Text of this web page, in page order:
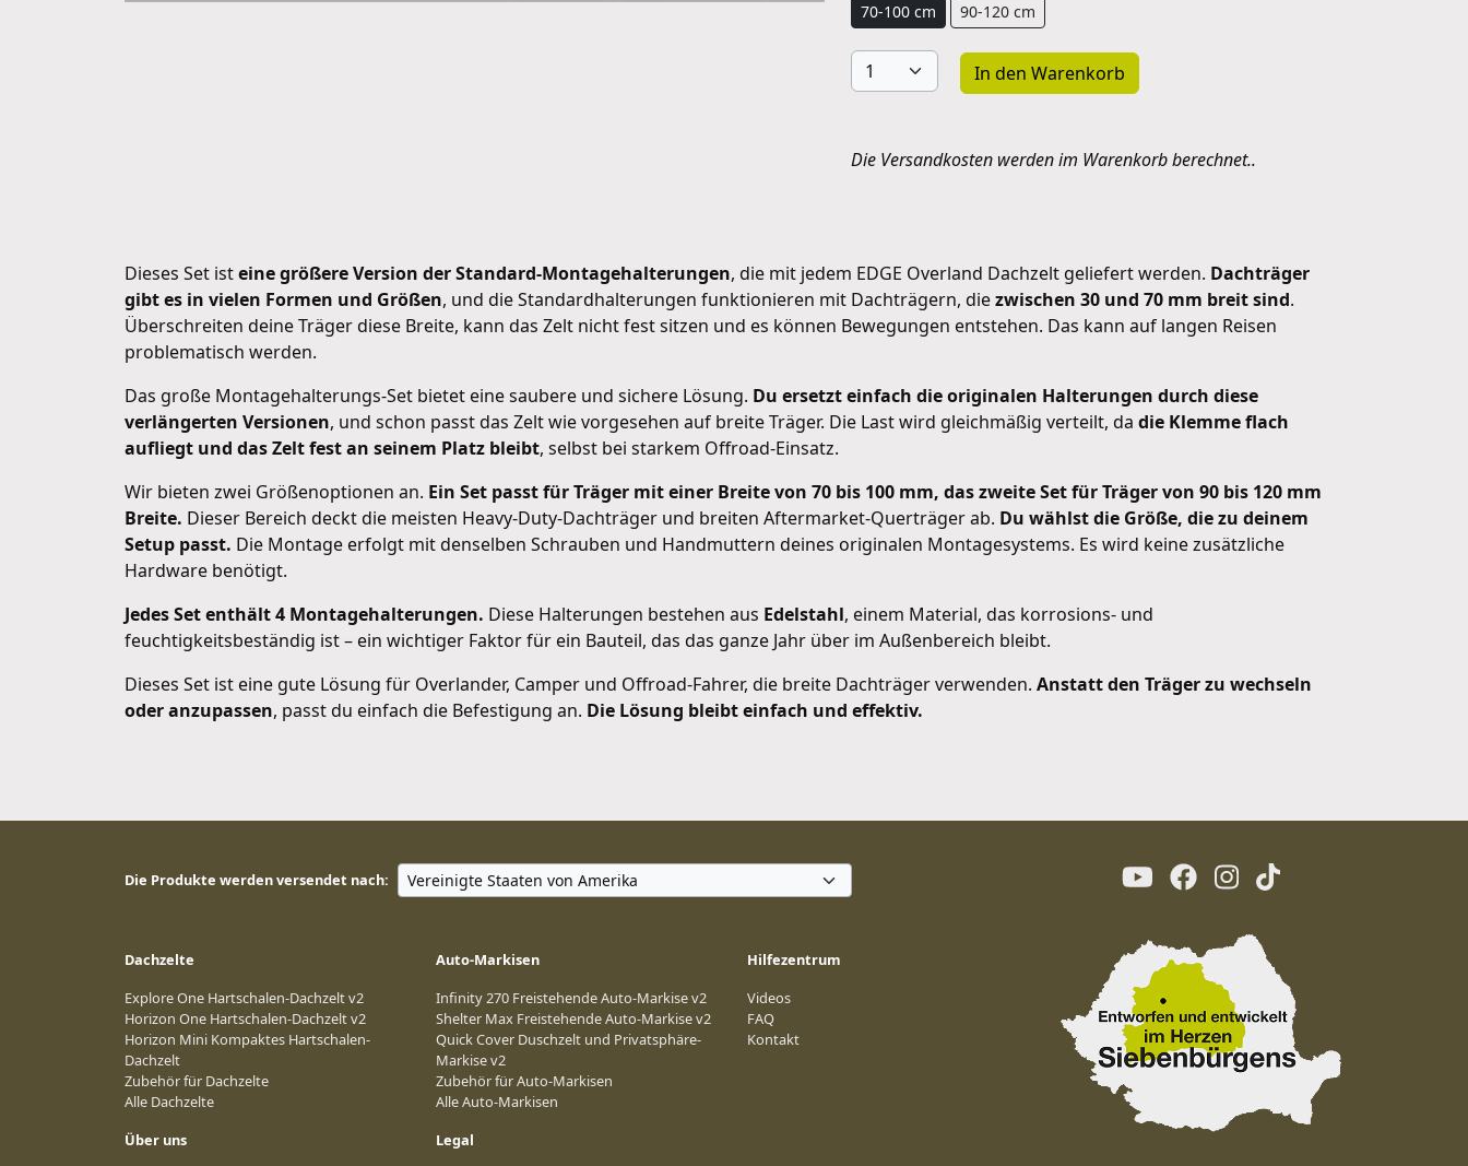
70-100 cm 90-120 cm
In den Warenkorb
Die Versandkosten werden im Warenkorb berechnet..
Dieses Set isteine größere Version der Standard-Montagehalterungen, die mit jedem EDGE Overland Dachzelt geliefert werden. Dachträger
gibt es in vielen Formen und Größen, und die Standardhalterungen funktionieren mit Dachträgern, diezwischen 30 und 70 mm breit sind.
Überschreiten deine Träger diese Breite, kann das Zelt nicht fest sitzen und es können Bewegungen entstehen. Das kann auf langen Reisen
problematisch werden.
Das große Montagehalterungs-Set bietet eine saubere und sichere Lösung. Du ersetzt einfach die originalen Halterungen durch diese
verlängerten Versionen, und schon passt das Zelt wie vorgesehen auf breite Träger. Die Last wird gleichmäßig verteilt, da die Klemme flach
aufliegt und das Zelt fest an seinem Platz bleibt, selbst bei starkem Offroad-Einsatz.
Wir bieten zwei Größenoptionen an. Ein Set passt für Träger mit einer Breite von 70 bis 100 mm, das zweite Set für Träger von 90 bis 120 mm
Breite. Dieser Bereich deckt die meisten Heavy-Duty-Dachträger und breiten Aftermarket-Querträger ab. Du wählst die Größe, die zu deinem
Setup passt. Die Montage erfolgt mit denselben Schrauben und Handmuttern deines originalen Montagesystems. Es wird keine zusätzliche
Hardware benötigt.
Jedes Set enthält 4 Montagehalterungen. Diese Halterungen bestehen aus Edelstahl, einem Material, das korrosions- und
feuchtigkeitsbeständig ist – ein wichtiger Faktor für ein Bauteil, das das ganze Jahr über im Außenbereich bleibt.
Dieses Set ist eine gute Lösung für Overlander, Camper und Offroad-Fahrer, die breite Dachträger verwenden. Anstatt den Träger zu wechseln
oder anzupassen, passt du einfach die Befestigung an. Die Lösung bleibt einfach und effektiv.
Die Produkte werden versendet nach:
Dachzelte
Explore One Hartschalen-Dachzelt v2
Horizon One Hartschalen-Dachzelt v2
Horizon Mini Kompaktes Hartschalen-
Dachzelt
Zubehör für Dachzelte
Alle Dachzelte
Auto-Markisen
Infinity 270 Freistehende Auto-Markise v2
Shelter Max Freistehende Auto-Markise v2
Quick Cover Duschzelt und Privatsphäre-
Markise v2
Zubehör für Auto-Markisen
Alle Auto-Markisen
Hilfezentrum
Videos
FAQ
Kontakt
Über uns Legal